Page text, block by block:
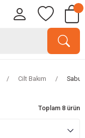
Cilt Bakım Sabun
Toplam 8 ürün